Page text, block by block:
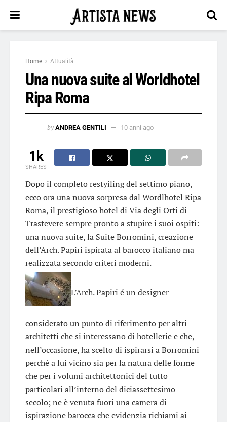
Home Attualità
Una nuova suite al Worldhotel
Ripa Roma
by ANDREA GENTILI 10 anni ago
1k
SHARES
Dopo il completo restyiling del settimo piano,
ecco ora una nuova sorpresa dal Wordlhotel Ripa
Roma, il prestigioso hotel di Via degli Orti di
Trastevere sempre pronto a stupire i suoi ospiti:
una nuova suite, la Suite Borromini, creazione
dell’Arch. Papiri ispirata al barocco italiano ma
realizzata secondo criteri moderni.
L’Arch. Papiri é un designer
considerato un punto di riferimento per altri
architetti che si interessano di hotellerie e che,
nell’occasione, ha scelto di ispirarsi a Borromini
perché a lui vicino sia per la natura delle forme
che per i volumi architettonici del tutto
particolari all’interno del diciassettesimo
secolo; ne è venuta fuori una camera di
ispirazione barocca che evidenzia richiami ai